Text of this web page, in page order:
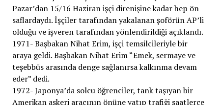
Pazar’dan 15/16 Haziran işçi direnişine kadar hep ön
saflardaydı. İşçiler tarafından yakalanan şoförün AP’li
olduğu ve işveren tarafından yönlendirildiği açıklandı.
1971- Başbakan Nihat Erim, işçi temsilcileriyle bir
araya geldi. Başbakan Nihat Erim “Emek, sermaye ve
teşebbüs arasında denge sağlanırsa kalkınma devam
eder” dedi.
1972- Japonya’da solcu öğrenciler, tank taşıyan bir
Amerikan askeri aracının önüne yatıp trafiği saatlerce